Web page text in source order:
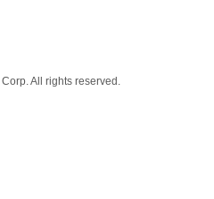
All rights reserved.